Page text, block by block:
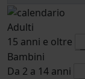
Adulti
15 anni e oltre
Bambini
Da 2 a 14 anni